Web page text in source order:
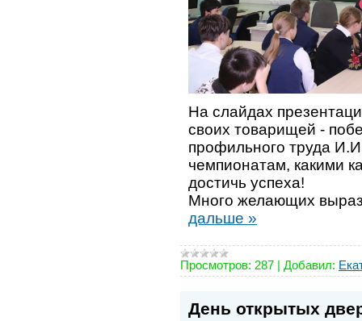
На слайдах
своих товарищей -
профильного труда
чемпионатам, какими
достичь успеха!
Много желающих
дальше »
Просмотров: 287 | Добавил:
День открытых